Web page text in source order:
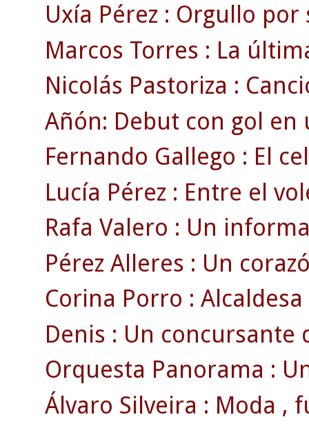
Uxía Pérez : Orgullo
Marcos Torres : La
Nicolás Pastoriza :
Añón: Debut con gol en
Fernando Gallego : El
Lucía Pérez : Entre el
Rafa Valero : Un
Pérez Alleres : Un
Corina Porro :
Denis : Un concursante
Orquesta Panorama :
Álvaro Silveira : Moda ,